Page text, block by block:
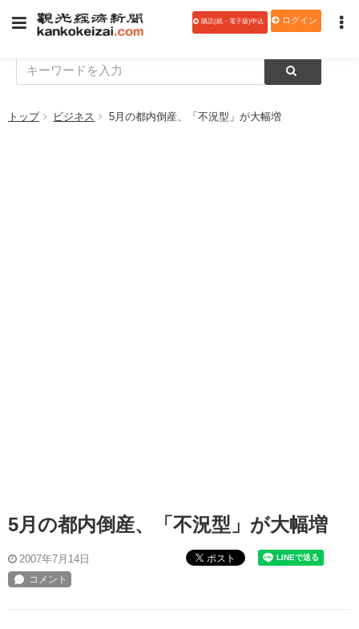
購読(紙・電子版)申込 ログイン
トップ ビジネス 5月の都内倒産、「不況型」が大幅増
5月の都内倒産、「不況型」が大幅増
2007年7月14日 ポスト